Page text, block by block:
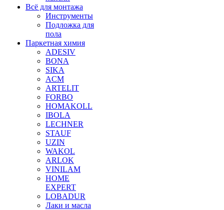
Всё для монтажа
Инструменты
Подложка для
пола
Паркетная химия
ADESIV
BONA
SIKA
ACM
ARTELIT
FORBO
HOMAKOLL
IBOLA
LECHNER
STAUF
UZIN
WAKOL
ARLOK
VINILAM
HOME
EXPERT
LOBADUR
Лаки и масла